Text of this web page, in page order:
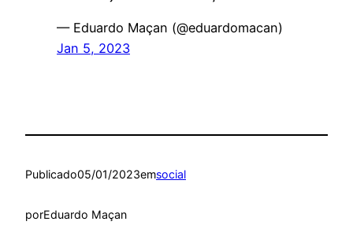
— Eduardo Maçan (@eduardomacan)
Jan 5, 2023
Publicado05/01/2023emsocial
porEduardo Maçan